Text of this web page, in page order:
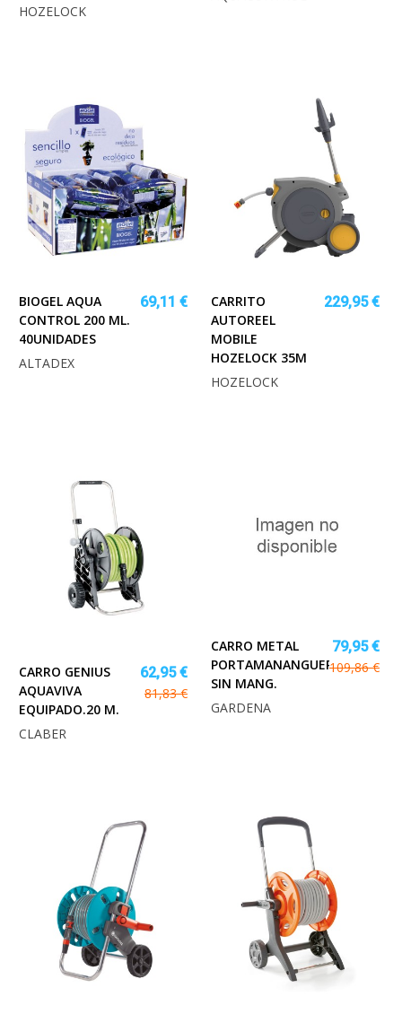
HOZELOCK
BIOGEL AQUA
CONTROL 200 ML.
40UNIDADES
69,11 €
ALTADEX
CARRITO
AUTOREEL
MOBILE
HOZELOCK 35M
229,95 €
HOZELOCK
CARRO GENIUS
AQUAVIVA
EQUIPADO.20 M.
62,95 €
81,83 €
CLABER
CARRO METAL
PORTAMANANGUERA
SIN MANG.
79,95 €
109,86 €
GARDENA